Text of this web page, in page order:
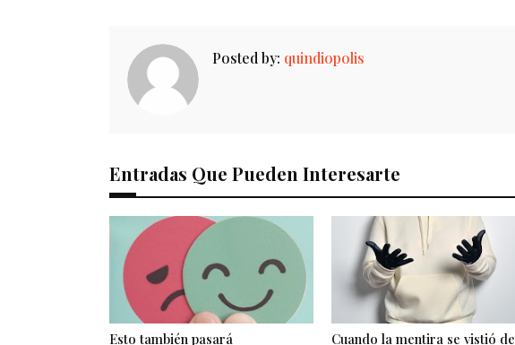
Posted by: quindiopolis
Entradas Que Pueden Interesarte
Esto también pasará
Cuando la mentira se vistió de